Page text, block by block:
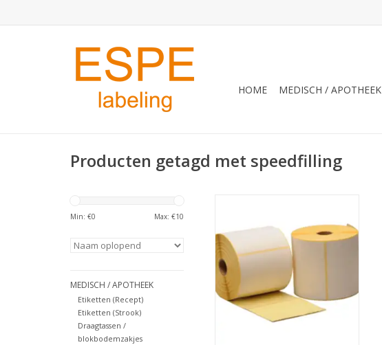
HOME MEDISCH / APOTHEEK
Producten getagd met speedfilling
Min: €0 Max: €10
MEDISCH / APOTHEEK
Etiketten (Recept)
Etiketten (Strook)
Draagtassen /
blokbodemzakjes
70x40mm, receptetiket 70x40,
apotheek etiket, apotheek etiket
70x40, etiket SmartFilling, etiket
Local Filling, speed filling,
TOEVOEGEN AAN WINKELWAGEN